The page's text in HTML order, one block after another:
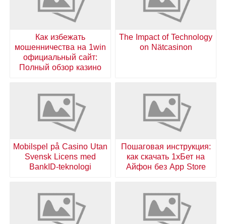
The Impact of Technology
on Nätcasinon
Как избежать
мошенничества на 1win
официальный сайт:
Полный обзор казино
Пошаговая инструкция:
как скачать 1хБет на
Айфон без App Store
Mobilspel på Casino Utan
Svensk Licens med
BankID-teknologi